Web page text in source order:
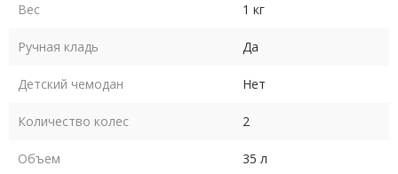
Вес 1 кг
Ручная кладь Да
Детский чемодан Нет
Количество колес 2
Объем 35 л